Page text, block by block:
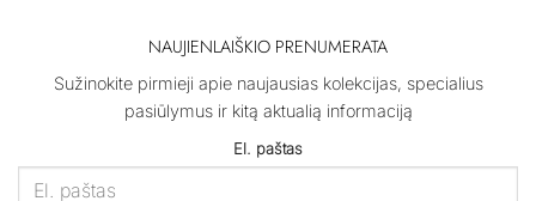
be
chosen
on
product
NAUJIENLAIŠKIO PRENUMERATA
Sužinokite pirmieji apie naujausias kolekcijas, specialius
pasiūlymus ir kitą aktualią informaciją
El. paštas